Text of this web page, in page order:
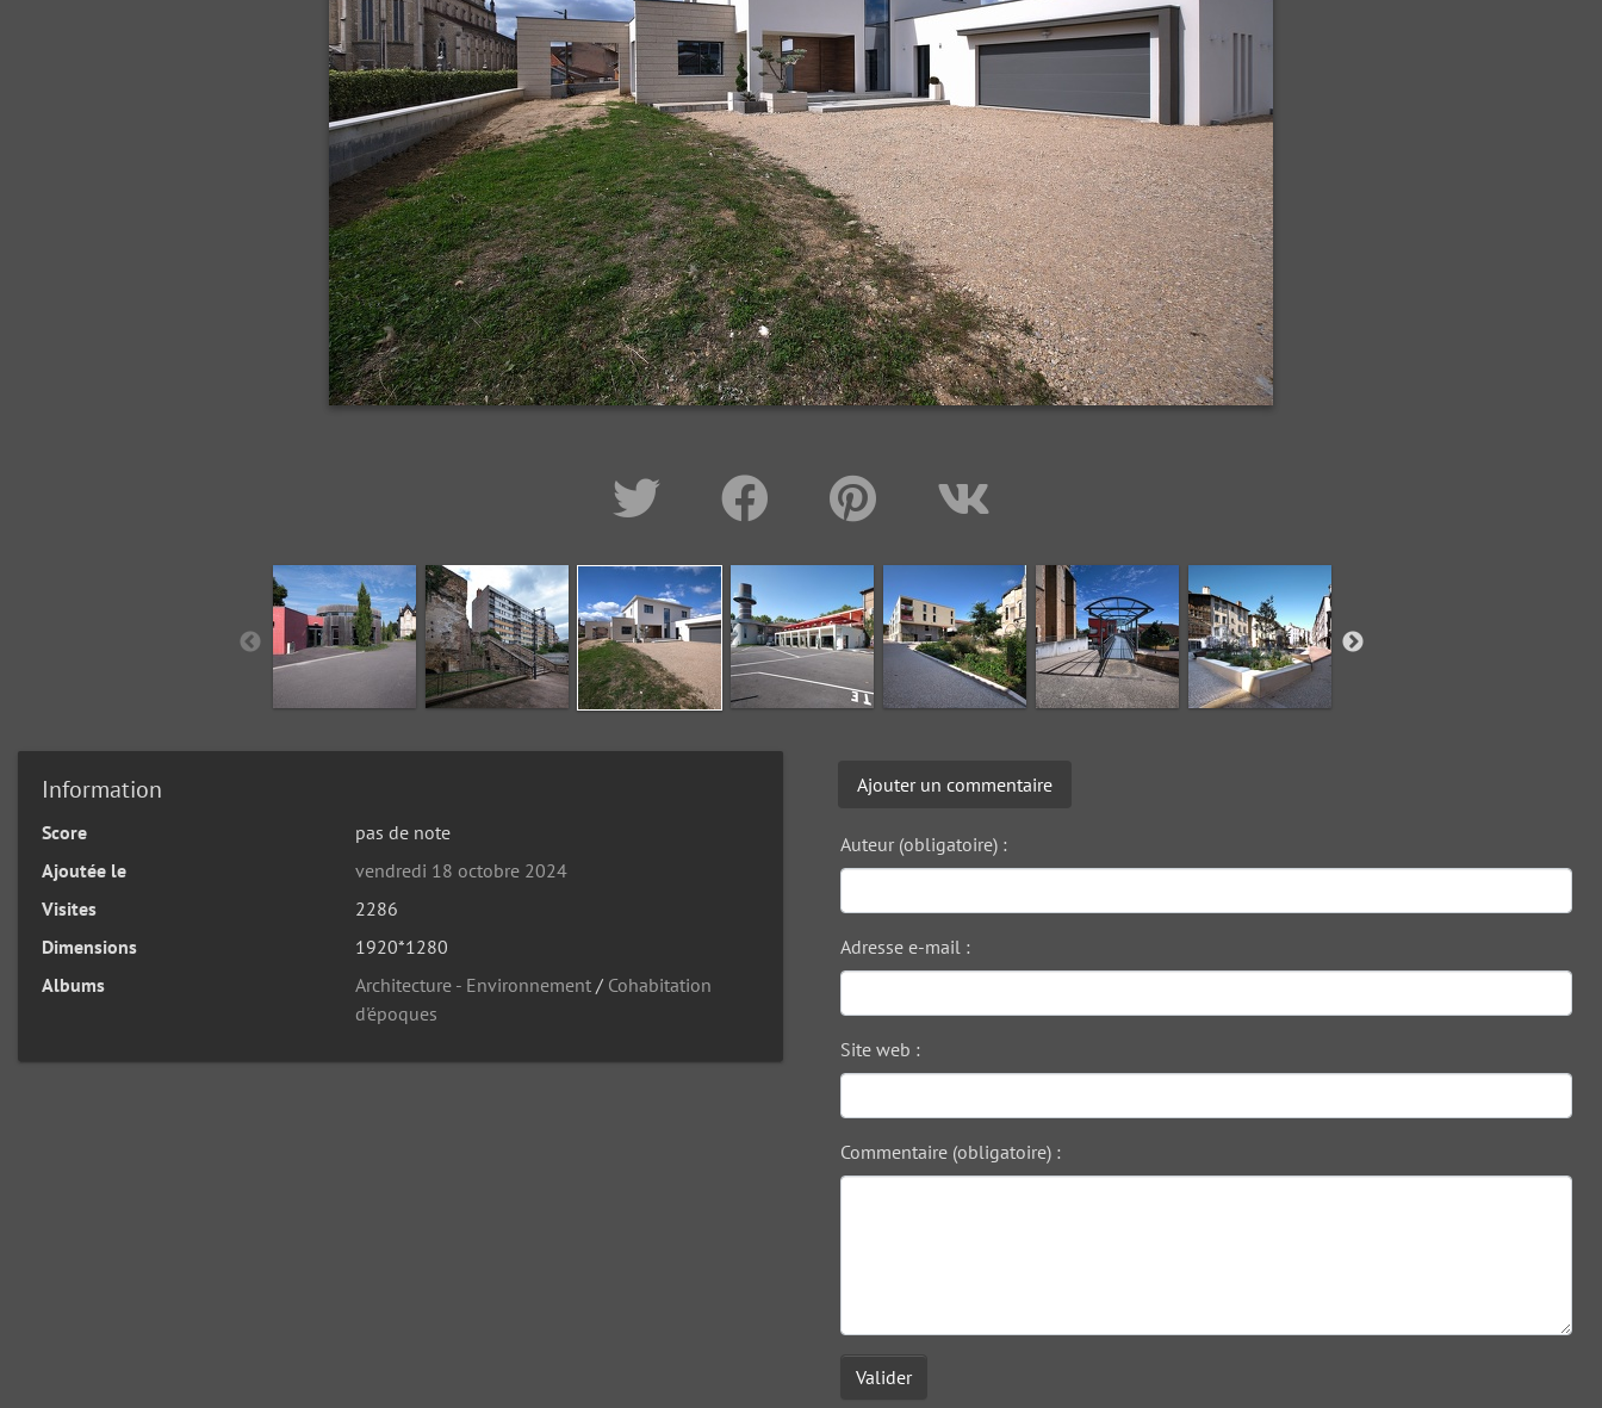
Information
Score
pas de note
Ajoutée le
vendredi 18 octobre 2024
Visites
2286
Dimensions
1920*1280
Albums
Architecture - Environnement / Cohabitation
d'époques
Ajouter un commentaire
Auteur (obligatoire) :
Adresse e-mail :
Site web :
Commentaire (obligatoire) :
Valider